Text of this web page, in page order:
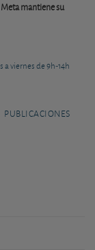
Meta mantiene su
a viernes de 9h-14h
PUBLICACIONES